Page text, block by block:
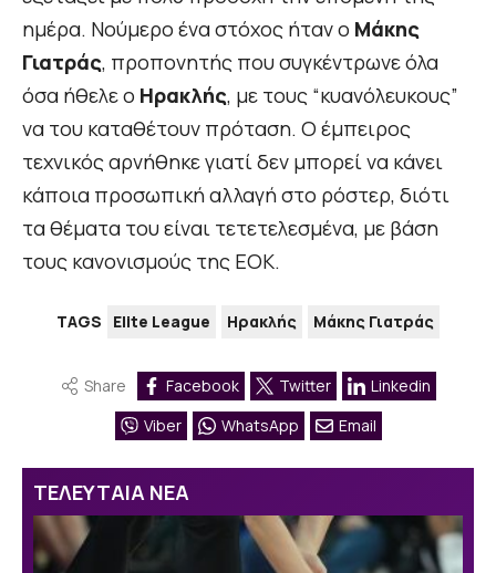
ημέρα. Noύμερο ένα στόχος ήταν ο Μάκης
Γιατράς, προπονητής που συγκέντρωνε όλα
όσα ήθελε ο Ηρακλής, με τους “κυανόλευκους”
να του καταθέτουν πρόταση. Ο έμπειρος
τεχνικός αρνήθηκε γιατί δεν μπορεί να κάνει
κάποια προσωπική αλλαγή στο ρόστερ, διότι
τα θέματα του είναι τετετελεσμένα, με βάση
τους κανονισμούς της ΕΟΚ.
TAGS Elite League Ηρακλής Μάκης Γιατράς
Share Facebook Twitter
Linkedin
Viber
WhatsApp Email
ΤΕΛΕΥΤΑΙΑ ΝΕΑ